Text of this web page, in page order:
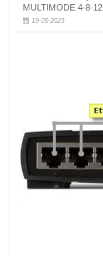
MULTIMODE 4-8-
Rẻ 5k
19-05-2023